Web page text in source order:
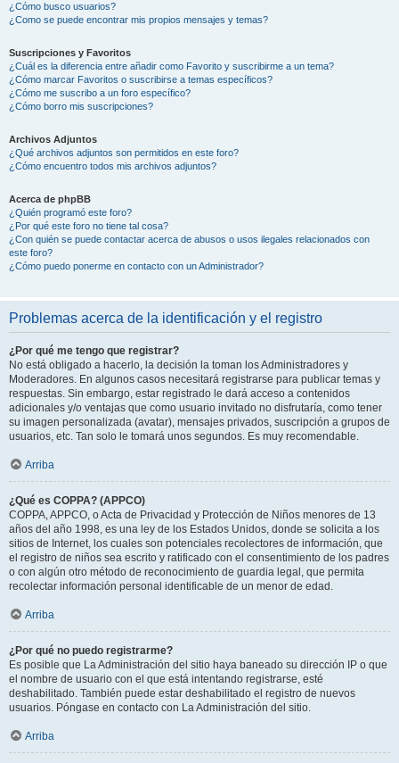
¿Cómo busco usuarios?
¿Como se puede encontrar mis propios mensajes y temas?
Suscripciones y Favoritos
¿Cuál es la diferencia entre añadir como Favorito y suscribirme a un tema?
¿Cómo marcar Favoritos o suscribirse a temas específicos?
¿Cómo me suscribo a un foro específico?
¿Cómo borro mis suscripciones?
Archivos Adjuntos
¿Qué archivos adjuntos son permitidos en este foro?
¿Cómo encuentro todos mis archivos adjuntos?
Acerca de phpBB
¿Quién programó este foro?
¿Por qué este foro no tiene tal cosa?
¿Con quién se puede contactar acerca de abusos o usos ilegales relacionados con
este foro?
¿Cómo puedo ponerme en contacto con un Administrador?
Problemas acerca de la identificación y el registro
¿Por qué me tengo que registrar?
No está obligado a hacerlo, la decisión la toman los Administradores y
Moderadores. En algunos casos necesitará registrarse para publicar temas y
respuestas. Sin embargo, estar registrado le dará acceso a contenidos
adicionales y/o ventajas que como usuario invitado no disfrutaría, como tener
su imagen personalizada (avatar), mensajes privados, suscripción a grupos de
usuarios, etc. Tan solo le tomará unos segundos. Es muy recomendable.
Arriba
¿Qué es COPPA? (APPCO)
COPPA, APPCO, o Acta de Privacidad y Protección de Niños menores de 13
años del año 1998, es una ley de los Estados Unidos, donde se solicita a los
sitios de Internet, los cuales son potenciales recolectores de información, que
el registro de niños sea escrito y ratificado con el consentimiento de los padres
o con algún otro método de reconocimiento de guardia legal, que permita
recolectar información personal identificable de un menor de edad.
Arriba
¿Por qué no puedo registrarme?
Es posible que La Administración del sitio haya baneado su dirección IP o que
el nombre de usuario con el que está intentando registrarse, esté
deshabilitado. También puede estar deshabilitado el registro de nuevos
usuarios. Póngase en contacto con La Administración del sitio.
Arriba